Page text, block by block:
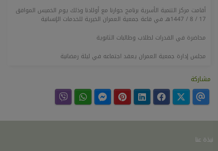
أقامت مركز التنمية الأسرية برنامج حوارنا مع أولادنا وذلك يوم الخميس الموافق
17 / 8 / 1447هـ في قاعة جمعية العمران الخيرية للخدمات الإنسانية
محاضرة في القدرات لطلاب وطالبات الثانوية
مجلس إدارة جمعية العمران يعقد اجتماعه في ليلة رمضانية
مشاركة
نبذة عنا